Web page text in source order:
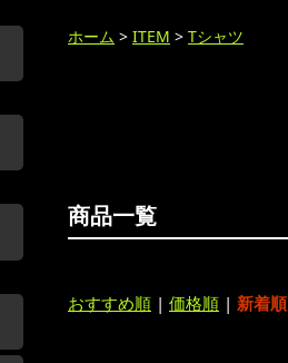
ホーム > ITEM > Tシャツ
商品一覧
おすすめ順 | 価格順 | 新着順